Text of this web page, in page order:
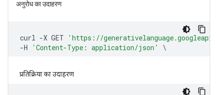
प्रतिक्रिया का उदाहरण